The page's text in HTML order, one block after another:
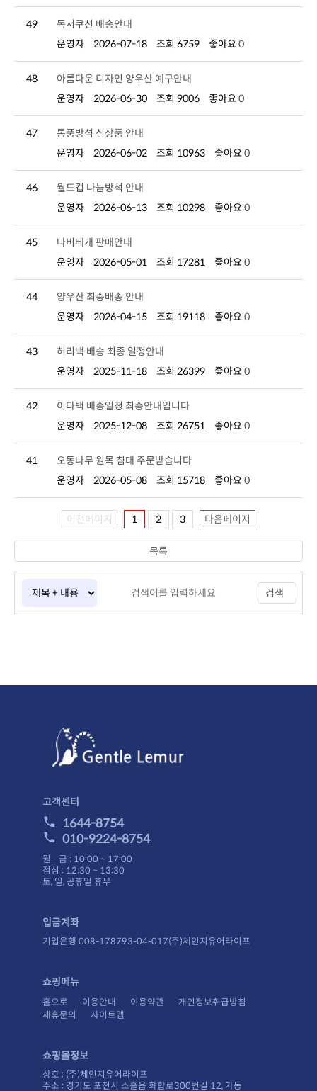
49
독서쿠션 배송안내
운영자
2026-07-18 조회 6759 좋아요 0
48
아름다운 디자인 양우산 예구안내
운영자
2026-06-30 조회 9006 좋아요 0
47
통풍방석 신상품 안내
운영자
2026-06-02 조회 10963 좋아요 0
46
월드컵 나눔방석 안내
운영자
2026-06-13 조회 10298 좋아요 0
45
나비베개 판매안내
운영자
2026-05-01 조회 17281 좋아요 0
44
양우산 최종배송 안내
운영자
2026-04-15 조회 19118 좋아요 0
43
허리백 배송 최종 일정안내
운영자
2025-11-18 조회 26399 좋아요 0
42
이타백 배송일정 최종안내입니다
운영자
2025-12-08 조회 26751 좋아요 0
41
오동나무 원목 침대 주문받습니다
운영자
2026-05-08 조회 15718 좋아요 0
이전페이지 1 2 3 다음페이지
검색
목록
고객센터
1644-8754
010-9224-8754
월 - 금 : 10:00 ~ 17:00
점심 : 12:30 ~ 13:30
토, 일, 공휴일 휴무
입금계좌
기업은행 008-178793-04-017(주)체인지유어라이프
쇼핑메뉴
홈으로 이용안내 이용약관
개인정보취급방침
제휴문의
사이트맵
쇼핑몰정보
상호 : (주)체인지유어라이프
주소 : 경기도 포천시 소홀읍 화합로300번길 12, 가동